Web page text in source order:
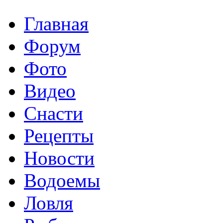
Главная
Форум
Фото
Видео
Снасти
Рецепты
Новости
Водоемы
Ловля